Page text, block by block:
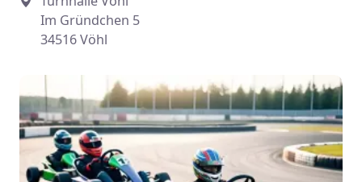
Im Gründchen 5
34516 Vöhl